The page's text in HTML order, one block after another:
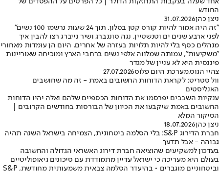
החודש
ניצן כהן31.07.2026
"זה היה אמור להיות קורס קטן בסלון. תוך 24 שעות נרשמו 100 נשים"
לפני ארבע שנים ים וטנשטיין, נגה סוננברג ושיר נייברג רצו להבין איך
מנהלים כסף בלי להיות תלויות בעזרה של אחרים. היום הן עומדות מאחורי
"משקיעות", עמותה שמלווה אלפי נשים ברחבי הארץ ומוכיחה שאוריינות
פיננסית היא לא עניין של מגדר
צהיי הגוס,מערכת היום פלוס27.07.2026
וול סטריט: לקראת הדוחות החשובים באמת - זה מה שחושבים
האנליסטים
ענקיות השבבים יפרסמו את הדוחות הכספיים שלהם ואלה יהיו הדוחות
החשובים באמת שיקבעו את הכיוון של הבורסות בחודשים הקרובים |
הסיקור המלא
ניצן כהן18.07.2026
חברת הדירוג S&P: בלי הסלמה ביטחונית, הצמיחה בישראל השנה תהיה
גבוהה - אבל תדעך
בעדכון למשקיעים שהוציאה חברת דירוג האשראי הגדולה והחשובה
בעולם היא מעריכה כי ישראל עדיין מתמודדת עם סיכונים גיאופוליטיים
וביטחוניים מוגברים • בהיעדר הסלמה צבאית משמעותית מחודשת, S&P